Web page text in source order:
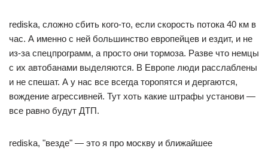
rediska, сложно сбить кого-то, если скорость потока 40 км в
час. А именно с ней большинство европейцев и ездит, и не
из-за спецпрограмм, а просто они тормоза. Разве что немцы
с их автобанами выделяются. В Европе люди расслаблены
и не спешат. А у нас все всегда торопятся и дергаются,
вождение агрессивней. Тут хоть какие штрафы установи —
все равно будут ДТП.
rediska, "везде" — это я про москву и ближайшее